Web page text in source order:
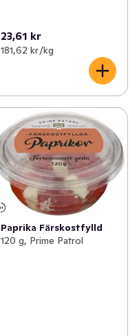
23,61 kr
181,62 kr /kg
Paprika Färskostfylld
120 g, Prime Patrol